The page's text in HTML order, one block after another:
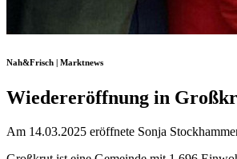
Nah&Frisch | Marktnews
Wiedereröffnung in
Am 14.03.2025 eröffnete Sonja